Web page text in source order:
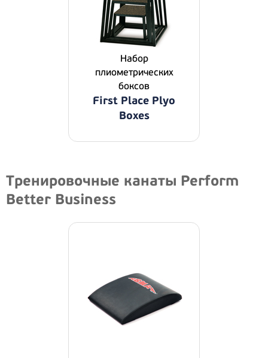
Набор
плиометрических
боксов
First Place Plyo
Boxes
Тренировочные канаты Perform
Better Business